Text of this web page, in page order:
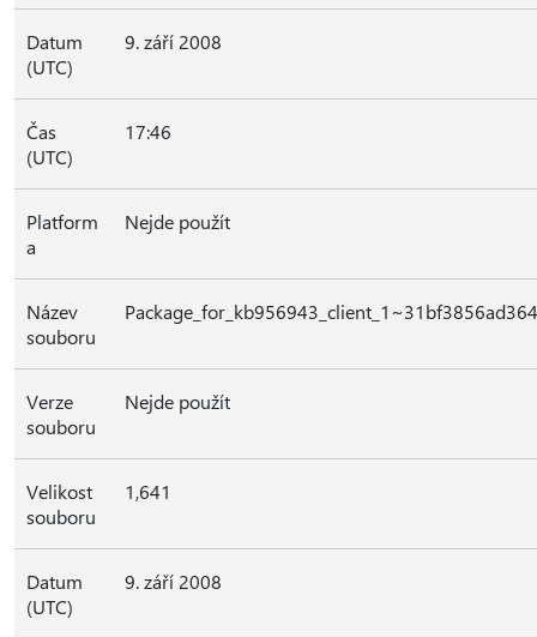
Datum
(UTC)
9. září 2008
Čas
(UTC)
17:46
Platform
a
Nejde použít
Název
souboru
Verze
souboru
Nejde použít
Velikost
souboru
1,641
Datum
(UTC)
9. září 2008